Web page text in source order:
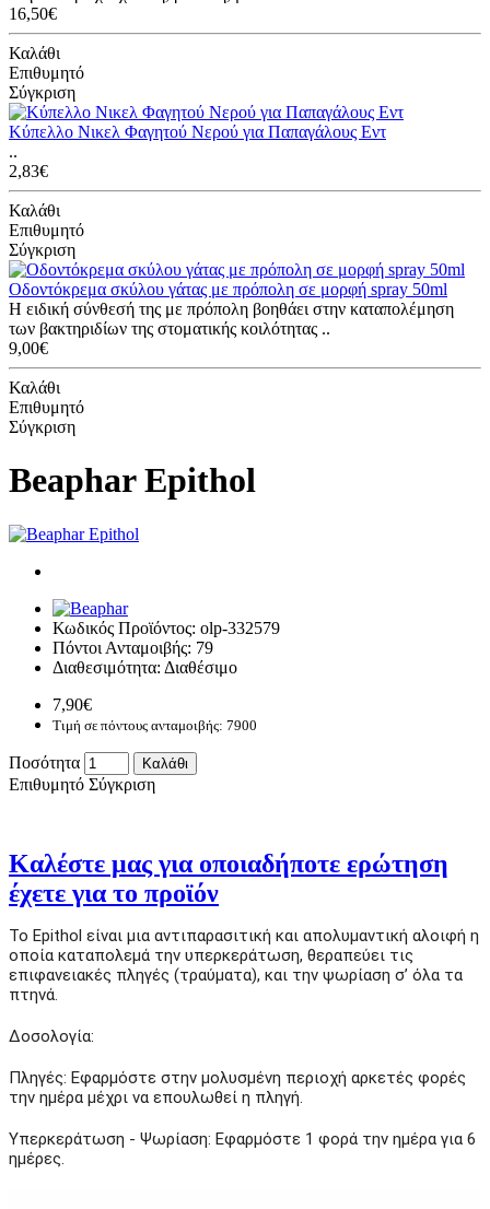
16,50€
Καλάθι
Επιθυμητό
Σύγκριση
Κύπελλο Νικελ Φαγητού Νερού για Παπαγάλους Εντ
..
2,83€
Καλάθι
Επιθυμητό
Σύγκριση
Οδοντόκρεμα σκύλου γάτας με πρόπολη σε μορφή spray 50ml
Η ειδική σύνθεσή της με πρόπολη βοηθάει στην καταπολέμηση
των βακτηριδίων της στοματικής κοιλότητας ..
9,00€
Καλάθι
Επιθυμητό
Σύγκριση
Beaphar Epithol
Κωδικός Προϊόντος: olp-332579
Πόντοι Ανταμοιβής: 79
Διαθεσιμότητα: Διαθέσιμο
7,90€
Τιμή σε πόντους ανταμοιβής: 7900
Ποσότητα Καλάθι
Επιθυμητό Σύγκριση
Καλέστε μας για οποιαδήποτε ερώτηση
έχετε για το προϊόν
Το Epithol είναι μια αντιπαρασιτική και απολυμαντική αλοιφή η
οποία καταπολεμά την υπερκεράτωση, θεραπεύει τις
επιφανειακές πληγές (τραύματα), και την ψωρίαση σ’ όλα τα
πτηνά.
Δοσολογία:
Πληγές: Εφαρμόστε στην μολυσμένη περιοχή αρκετές φορές
την ημέρα μέχρι να επουλωθεί η πληγή.
Υπερκεράτωση - Ψωρίαση: Εφαρμόστε 1 φορά την ημέρα για 6
ημέρες.